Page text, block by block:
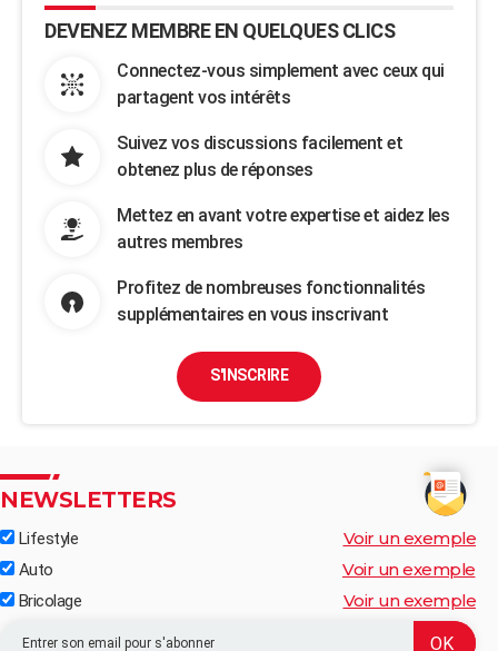
DEVENEZ MEMBRE EN QUELQUES CLICS
Connectez-vous simplement avec ceux qui
partagent vos intérêts
Suivez vos discussions facilement et
obtenez plus de réponses
Mettez en avant votre expertise et aidez les
autres membres
Profitez de nombreuses fonctionnalités
supplémentaires en vous inscrivant
S'INSCRIRE
NEWSLETTERS
Lifestyle Voir un exemple
Auto Voir un exemple
Bricolage Voir un exemple